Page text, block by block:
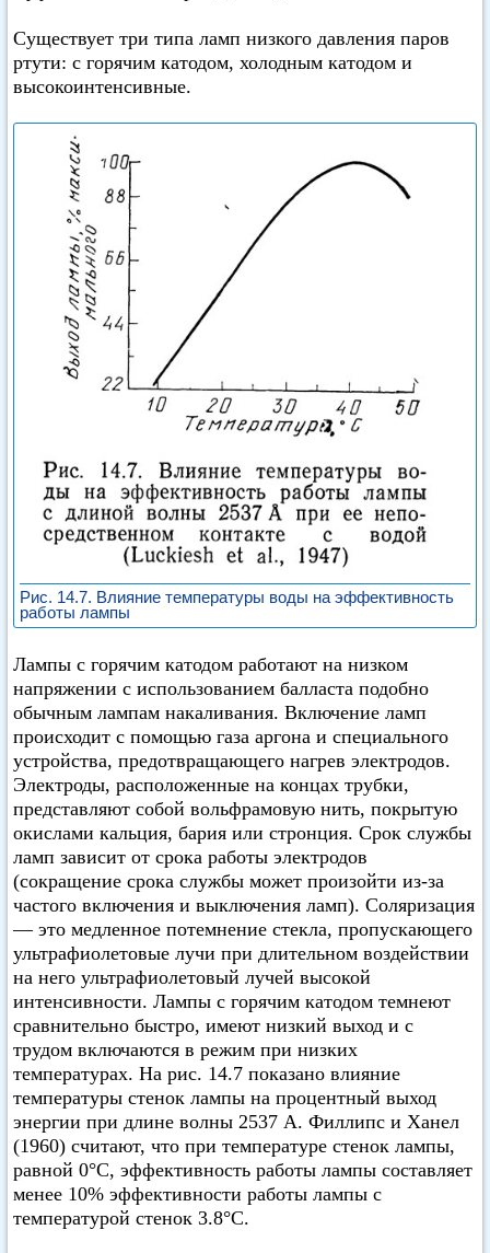
Существует три типа ламп низкого давления паров
ртути: с горячим катодом, холодным катодом и
высокоинтенсивные.
Рис. 14.7. Влияние температуры воды на эффективность
работы лампы
Лампы с горячим катодом работают на низком
напряжении с использованием балласта подобно
обычным лампам накаливания. Включение ламп
происходит с помощью газа аргона и специального
устройства, предотвращающего нагрев электродов.
Электроды, расположенные на концах трубки,
представляют собой вольфрамовую нить, покрытую
окислами кальция, бария или стронция. Срок службы
ламп зависит от срока работы электродов
(сокращение срока службы может произойти из-за
частого включения и выключения ламп). Соляризация
— это медленное потемнение стекла, пропускающего
ультрафиолетовые лучи при длительном воздействии
на него ультрафиолетовый лучей высокой
интенсивности. Лампы с горячим катодом темнеют
сравнительно быстро, имеют низкий выход и с
трудом включаются в режим при низких
температурах. На рис. 14.7 показано влияние
температуры стенок лампы на процентный выход
энергии при длине волны 2537 А. Филлипс и Ханел
(1960) считают, что при температуре стенок лампы,
равной 0°C, эффективность работы лампы составляет
менее 10% эффективности работы лампы с
температурой стенок 3.8°C.